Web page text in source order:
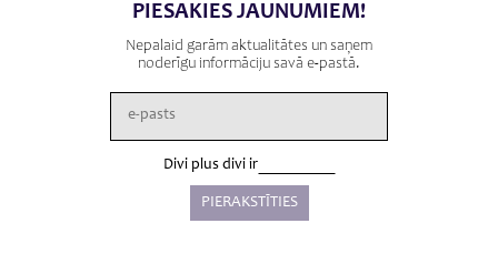
PIESAKIES JAUNUMIEM!
Nepalaid garām aktualitātes un saņem
noderīgu informāciju savā e-pastā.
Divi plus divi ir